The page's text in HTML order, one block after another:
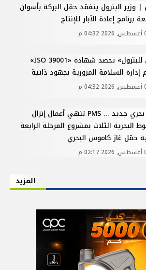
| وزير البترول يتفقد حقل البركة بأسوان
برنامج إعادة الآبار للإنتاج
النيل للبترول» تحصد شهادة «ISO 39001»
إدارة السلامة المرورية بجهود ذاتية
إنجاز بحري جديد ... PMS تنهي أعمال إنزال
البحرية الثلاث بمشروع المرحلة الرابعة
حقل غاز كاموس البحري
المزيد